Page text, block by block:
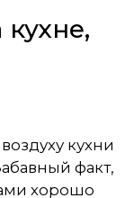
кухне,
кухни
факт,
хорошо